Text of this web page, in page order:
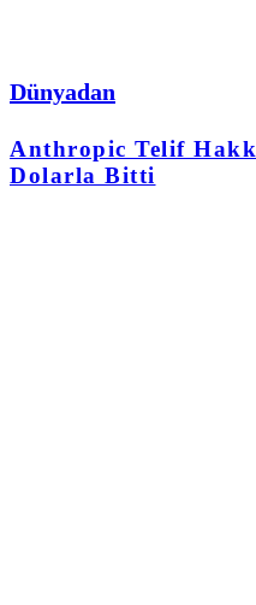
Dünyadan
Anthropic Telif
Dolarla Bitti